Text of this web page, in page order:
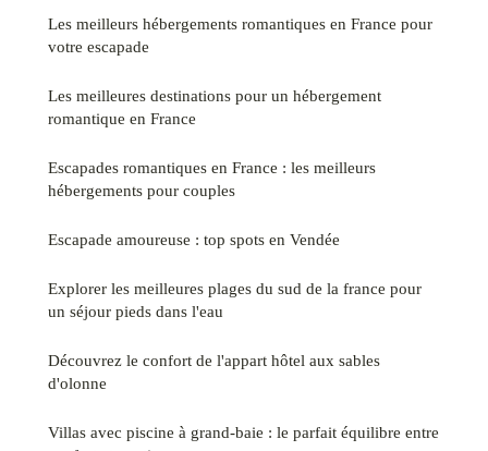
Les meilleurs hébergements romantiques en France pour
votre escapade
Les meilleures destinations pour un hébergement
romantique en France
Escapades romantiques en France : les meilleurs
hébergements pour couples
Escapade amoureuse : top spots en Vendée
Explorer les meilleures plages du sud de la france pour
un séjour pieds dans l'eau
Découvrez le confort de l'appart hôtel aux sables
d'olonne
Villas avec piscine à grand-baie : le parfait équilibre entre